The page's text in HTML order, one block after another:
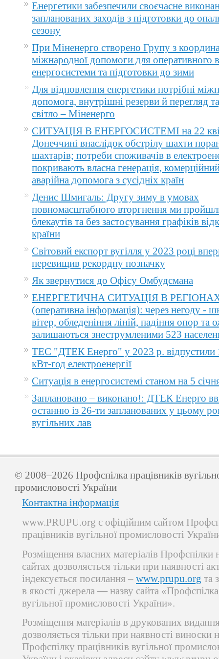
Енергетики забезпечили своєчасне
запланованих заходів з підготовки до
сезону
При Міненерго створено Групу з
міжнародної допомоги для оперативного
енергосистеми та підготовки до зими
Для відновлення енергетики потрібні
допомога, внутрішні резерви й перегляд
світло – Міненерго
СИТУАЦІЯ В ЕНЕРГОСИСТЕМІ на 22
Донеччині внаслідок обстрілу шахти
шахтарів; потреби споживачів в
покривають власна генерація,
аварійна допомога з сусідніх країн
Денис Шмигаль: Другу зиму в умовах
повномасштабного вторгнення ми
блекаутів та без застосування графіків
країни
Світовий експорт вугілля у 2023 році
перевищив рекордну позначку
Як звернутися до Офісу Омбудсмана
ЕНЕРГЕТИЧНА СИТУАЦІЯ В
(оперативна інформація): через негоду -
вітер, обледеніння ліній, падіння опор та
залишаються знеструмленими 523
ТЕС "ДТЕК Енерго" у 2023 р. відпустили
кВт-год електроенергії
Ситуація в енергосистемі станом на 5
Заплановано – виконано!: ДТЕК Енерго
останню із 26-ти запланованих у цьому
вугільних лав
© 2008–2026 Профспілка працівників
промисловості України
Контактна інформація
www.PRUPU.org є офіційним сайтом
працівників вугільної промисловості
Розміщення власних матеріалів Профспілки
сайтах дозволяється тільки при наявності
індексується посилання – www.prupu.org та
в якості джерела — назву сайта «Профспілка
вугільної промисловості України».
Розміщення матеріалів в друкованих
дозволяється тільки при наявності виноски
Профспілку працівників вугільної